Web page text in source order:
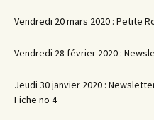
Vendredi 20 mars 2020 : Petite
Vendredi 28 février 2020 :
Jeudi 30 janvier 2020 :
Fiche no 4